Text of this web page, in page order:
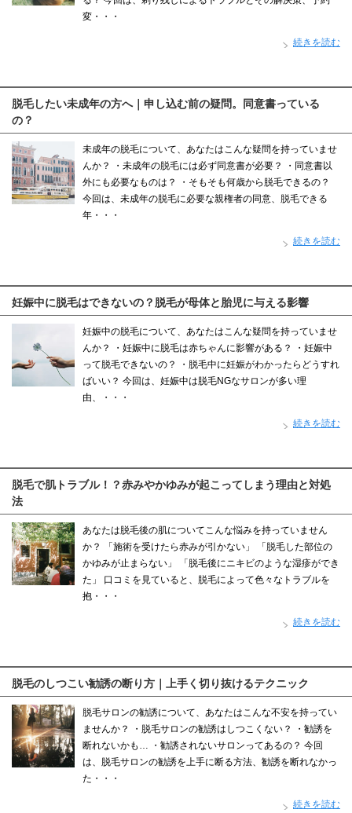
変・・・
続きを読む
脱毛したい未成年の方へ｜申し込む前の疑問。同意書っている
の？
未成年の脱毛について、あなたはこんな疑問を持っていませ
んか？ ・未成年の脱毛には必ず同意書が必要？ ・同意書以
外にも必要なものは？ ・そもそも何歳から脱毛できるの？
今回は、未成年の脱毛に必要な親権者の同意、脱毛できる
年・・・
続きを読む
妊娠中に脱毛はできないの？脱毛が母体と胎児に与える影響
妊娠中の脱毛について、あなたはこんな疑問を持っていませ
んか？ ・妊娠中に脱毛は赤ちゃんに影響がある？ ・妊娠中
って脱毛できないの？ ・脱毛中に妊娠がわかったらどうすれ
ばいい？ 今回は、妊娠中は脱毛NGなサロンが多い理
由、・・・
続きを読む
脱毛で肌トラブル！？赤みやかゆみが起こってしまう理由と対処
法
あなたは脱毛後の肌についてこんな悩みを持っていません
か？ 「施術を受けたら赤みが引かない」 「脱毛した部位の
かゆみが止まらない」 「脱毛後にニキビのような湿疹ができ
た」 口コミを見ていると、脱毛によって色々なトラブルを
抱・・・
続きを読む
脱毛のしつこい勧誘の断り方｜上手く切り抜けるテクニック
脱毛サロンの勧誘について、あなたはこんな不安を持ってい
ませんか？ ・脱毛サロンの勧誘はしつこくない？ ・勧誘を
断れないかも… ・勧誘されないサロンってあるの？ 今回
は、脱毛サロンの勧誘を上手に断る方法、勧誘を断れなかっ
た・・・
続きを読む